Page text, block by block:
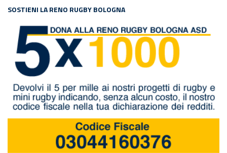
SOSTIENI LA RENO RUGBY BOLOGNA